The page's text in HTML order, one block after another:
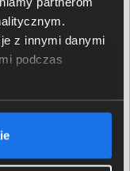
z innymi danymi
podczas
konto i oceń